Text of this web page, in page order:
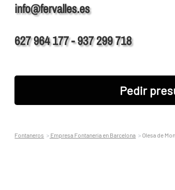
info@fervalles.es
627 964 177 - 937 299 718
Pedir
Fontaneros Empresa Fontaneria en Barcelona Olesa de